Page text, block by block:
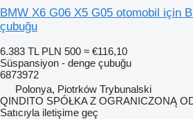
BMW X6 G06 X5 G05 otomobil için
çubuğu
6.383 TL PLN 500 ≈ €116,10
Süspansiyon - denge çubuğu
6873972
Polonya, Piotrków Trybunalski
QINDITO SPÓŁKA Z OGRANICZONĄ
Satıcıyla iletişime geç